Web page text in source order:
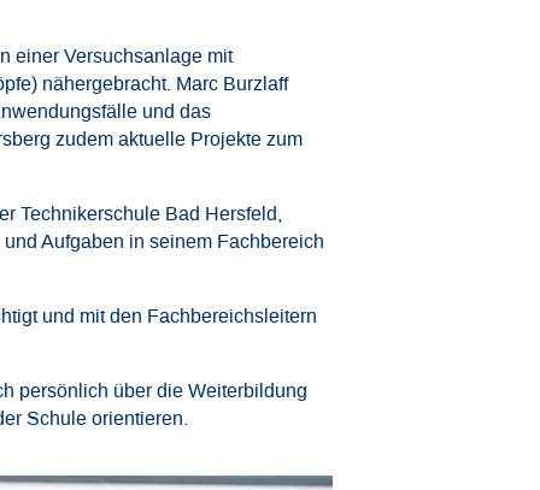
einer Versuchsanlage mit
nähergebracht. Marc Burzlaff
und das
zudem aktuelle Projekte zum
Technikerschule Bad Hersfeld,
Aufgaben in seinem Fachbereich
und mit den Fachbereichsleitern
persönlich über die Weiterbildung
Schule orientieren.